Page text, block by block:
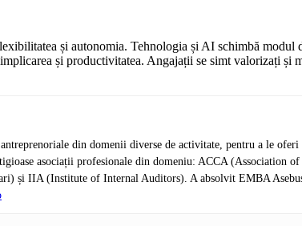
și autonomia. Tehnologia și AI schimbă
și productivitatea. Angajații se simt valorizați și
din domenii diverse de activitate, pentru a le
asociații profesionale din domeniu: ACCA (Association of
IIA (Institute of Internal Auditors). A absolvit EMBA